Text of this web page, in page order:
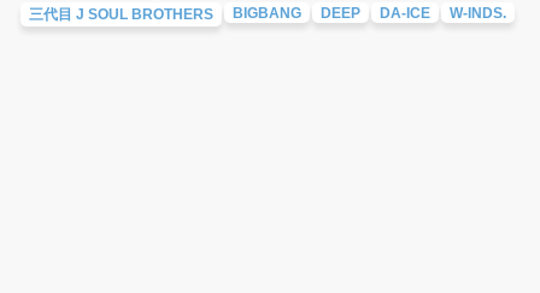
三代目 J SOUL BROTHERS BIGBANG DEEP DA-ICE W-INDS.